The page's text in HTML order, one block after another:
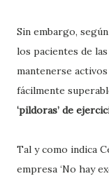
Sin embargo,
los pacientes de
mantenerse
fácilmente
‘pildoras’ de
Tal y como indica
empresa ‘No hay